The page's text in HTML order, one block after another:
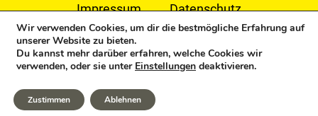
Impressum Datenschutz
Reserved.
Wir verwenden Cookies, um dir die bestmögliche Erfahrung auf
unserer Website zu bieten.
Du kannst mehr darüber erfahren, welche Cookies wir
verwenden, oder sie unter Einstellungen deaktivieren.
Zustimmen Ablehnen